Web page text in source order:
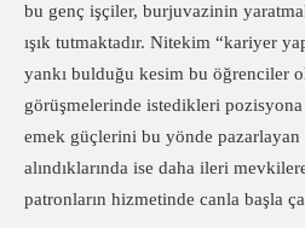
bu genç işçiler, burjuvazinin
ışık tutmaktadır. Nitekim “kariyer
yankı bulduğu kesim bu öğrenciler
görüşmelerinde istedikleri
emek güçlerini bu yönde
alındıklarında ise daha ileri
patronların hizmetinde canla başla